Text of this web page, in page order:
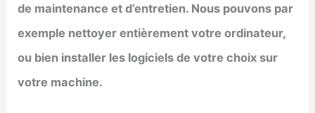
de maintenance et d’entretien. Nous pouvons par
exemple nettoyer entièrement votre ordinateur,
ou bien installer les logiciels de votre choix sur
votre machine.